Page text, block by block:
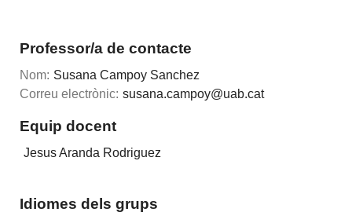
Professor/a de contacte
Nom: Susana Campoy Sanchez
Correu electrònic: susana.campoy@uab.cat
Equip docent
Jesus Aranda Rodriguez
Idiomes dels grups